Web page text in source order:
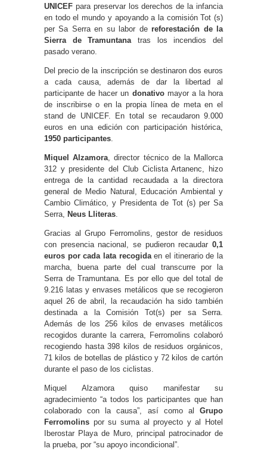
UNICEF para preservar los derechos de la infancia
en todo el mundo y apoyando a la comisión Tot (s)
per Sa Serra en su labor dereforestación de la
Sierra de Tramuntanatras los incendios del
pasado verano.
Del precio de la inscripción se destinaron dos euros
a cada causa, además de dar la libertad al
participante de hacer un donativomayor a la hora
de inscribirse o en la propia línea de meta en el
stand de UNICEF. En total se recaudaron 9.000
euros en una edición con participación histórica,
1950 participantes.
Miquel Alzamora, director técnico de la Mallorca
312 y presidente del Club Ciclista Artanenc, hizo
entrega de la cantidad recaudada a la directora
general de Medio Natural, Educación Ambiental y
Cambio Climático, y Presidenta de Tot (s) per Sa
Serra, Neus Lliteras.
Gracias al Grupo Ferromolins, gestor de residuos
con presencia nacional, se pudieron recaudar 0,1
euros por cada lata recogidaen el itinerario de la
marcha, buena parte del cual transcurre por la
Serra de Tramuntana. Es por ello que del total de
9.216 latas y envases metálicos que se recogieron
aquel 26 de abril, la recaudación ha sido también
destinada a la Comisión Tot(s) per sa Serra.
Además de los 256 kilos de envases metálicos
recogidos durante la carrera, Ferromolins colaboró
recogiendo hasta 398 kilos de residuos orgánicos,
71 kilos de botellas de plástico y 72 kilos de cartón
durante el paso de los ciclistas.
Miquel Alzamora quiso manifestar su
agradecimiento “a todos los participantes que han
colaborado con la causa”, así como al Grupo
Ferromolins por su suma al proyecto y al Hotel
Iberostar Playa de Muro, principal patrocinador de
la prueba, por “su apoyo incondicional”.